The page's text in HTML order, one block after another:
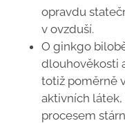
opravdu
v ovzduší.
O ginkgo
dlouhověkosti
totiž poměrně
aktivních
procesem